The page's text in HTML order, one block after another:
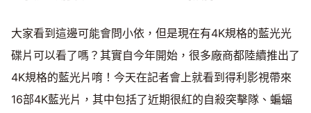
大家看到這邊可能會問小依，但是現在有4K規格的藍光光
碟片可以看了嗎？其實自今年開始，很多廠商都陸續推出了
4K規格的藍光片唷！今天在記者會上就看到得利影視帶來
16部4K藍光片，其中包括了近期很紅的自殺突擊隊、蝙蝠